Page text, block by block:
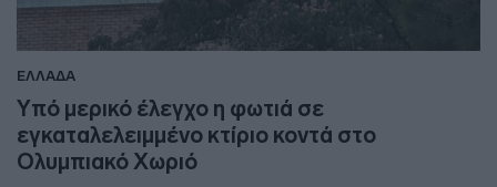
ΕΛΛΑΔΑ
Υπό μερικό έλεγχο η φωτιά σε
εγκαταλελειμμένο κτίριο κοντά στο
Ολυμπιακό Χωριό